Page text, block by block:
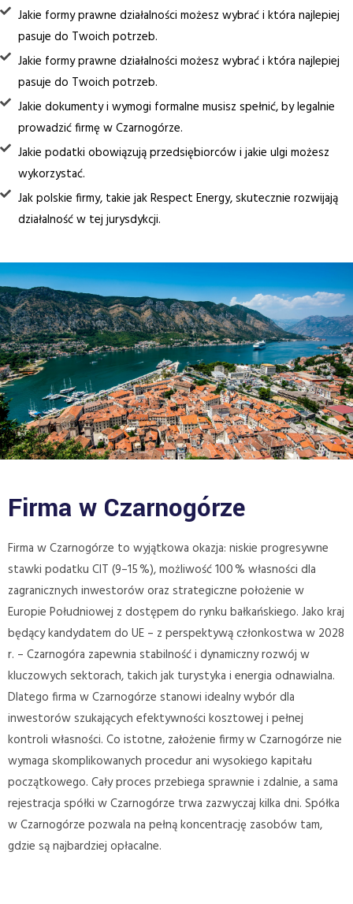
Jakie formy prawne działalności możesz wybrać i która najlepiej
pasuje do Twoich potrzeb.
Jakie formy prawne działalności możesz wybrać i która najlepiej
pasuje do Twoich potrzeb.
Jakie dokumenty i wymogi formalne musisz spełnić, by legalnie
prowadzić firmę w Czarnogórze.
Jakie podatki obowiązują przedsiębiorców i jakie ulgi możesz
wykorzystać.
Jak polskie firmy, takie jak Respect Energy, skutecznie rozwijają
działalność w tej jurysdykcji.
Firma w Czarnogórze
Firma w Czarnogórze to wyjątkowa okazja: niskie progresywne
stawki podatku CIT (9–15 %), możliwość 100 % własności dla
zagranicznych inwestorów oraz strategiczne położenie w
Europie Południowej z dostępem do rynku bałkańskiego. Jako kraj
będący kandydatem do UE – z perspektywą członkostwa w 2028
r. – Czarnogóra zapewnia stabilność i dynamiczny rozwój w
kluczowych sektorach, takich jak turystyka i energia odnawialna.
Dlatego firma w Czarnogórze stanowi idealny wybór dla
inwestorów szukających efektywności kosztowej i pełnej
kontroli własności. Co istotne, założenie firmy w Czarnogórze nie
wymaga skomplikowanych procedur ani wysokiego kapitału
początkowego. Cały proces przebiega sprawnie i zdalnie, a sama
rejestracja spółki w Czarnogórze trwa zazwyczaj kilka dni. Spółka
w Czarnogórze pozwala na pełną koncentrację zasobów tam,
gdzie są najbardziej opłacalne.